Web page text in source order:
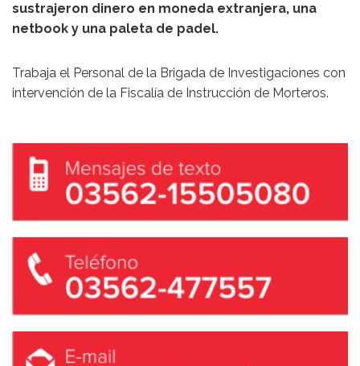
sustrajeron dinero en moneda extranjera, una
netbook y una paleta de padel.
Trabaja el Personal de la Brigada de Investigaciones con
intervención de la Fiscalía de Instrucción de Morteros.